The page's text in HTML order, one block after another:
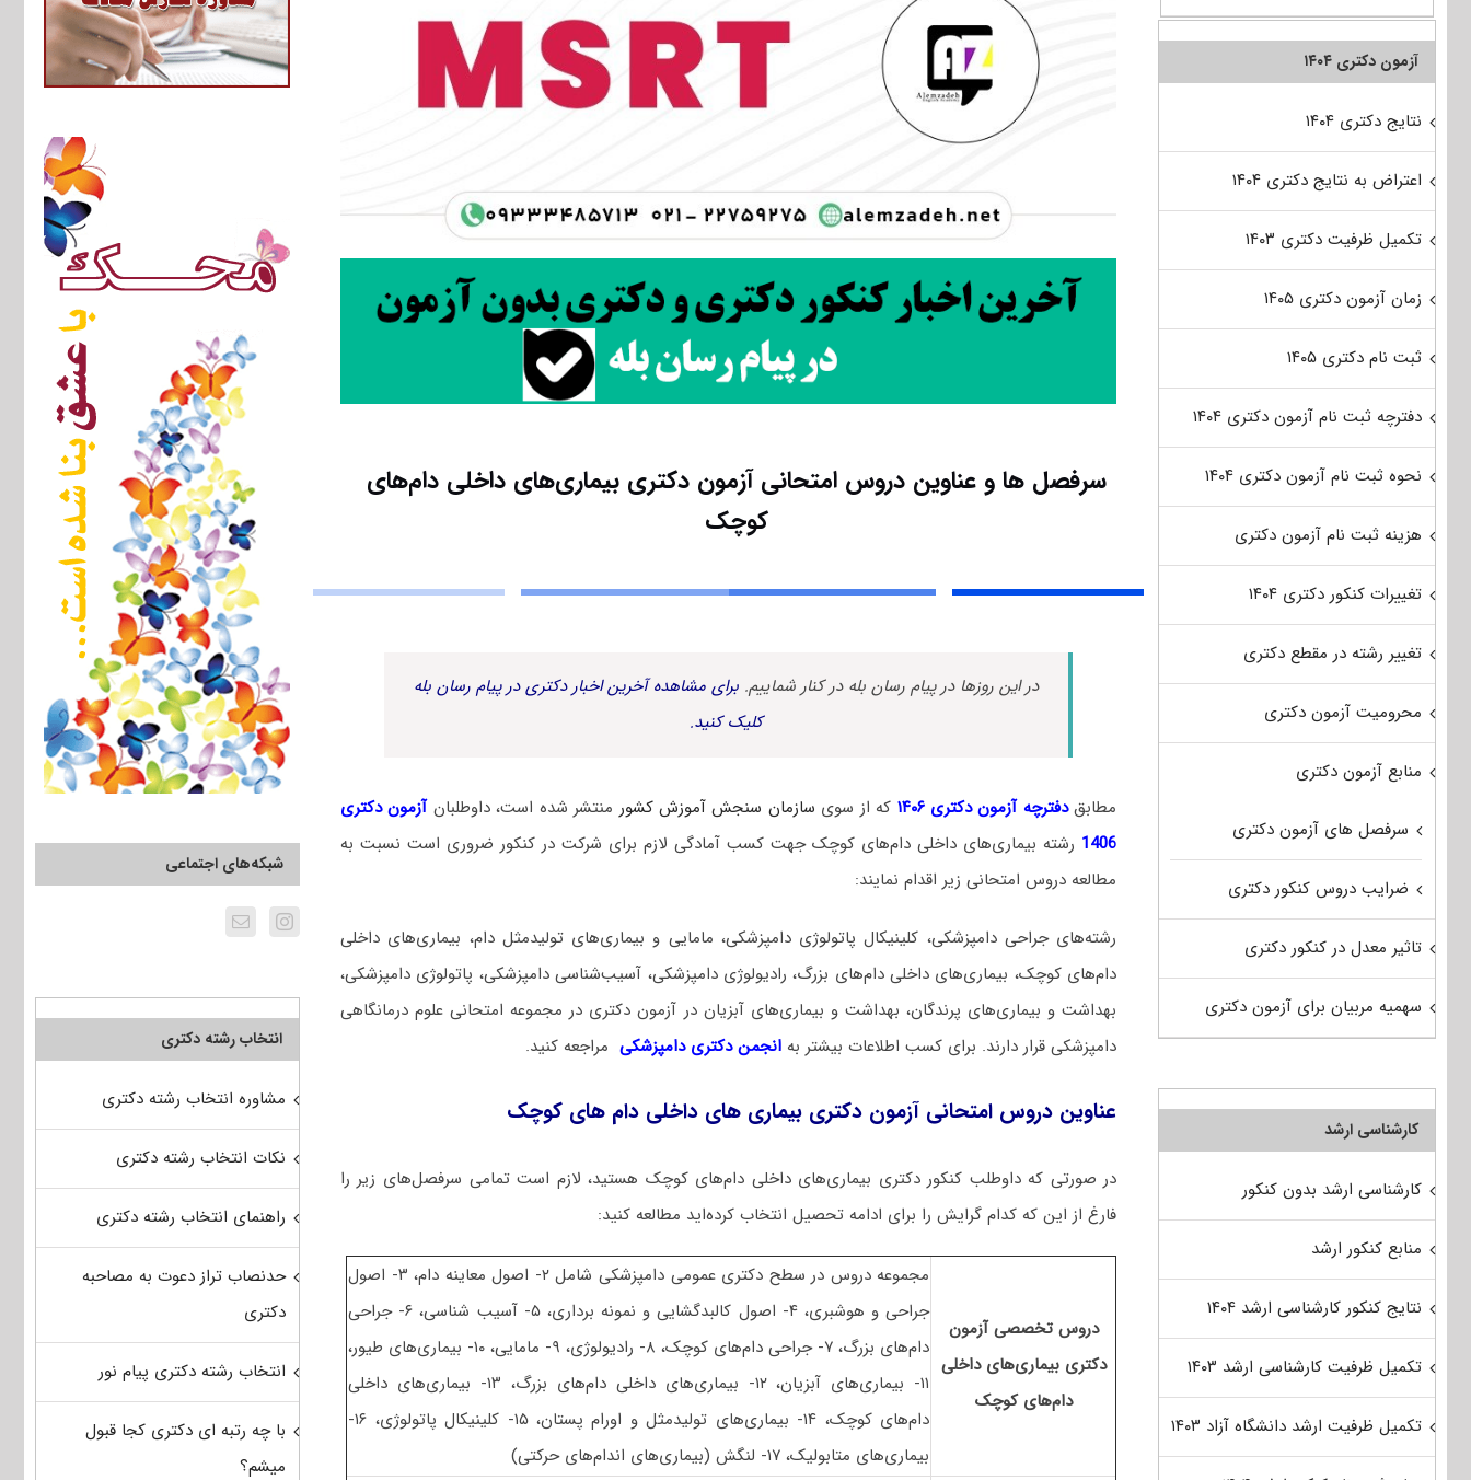
سرفصل ها و عناوین دروس امتحانی آزمون دکتری بیماری‌های داخلی دام‌های
کوچک
در این روزها در پیام رسان بله در کنار شماییم. برای مشاهده آخرین اخبار دکتری در پیام رسان بله
کلیک کنید.
مطابق دفترچه آزمون دکتری ۱۴۰۶ که از سوی سازمان سنجش آموزش کشور منتشر شده است، داوطلبان آزمون دکتری
1406 رشته بیماری‌های داخلی دام‌های کوچک جهت کسب آمادگی لازم برای شرکت در کنکور ضروری است نسبت به
مطالعه دروس امتحانی زیر اقدام نمایند:
رشته‌های جراحی دامپزشکی، کلینیکال پاتولوژی دامپزشکی، مامایی و بیماری‌های تولیدمثل دام، بیماری‌های داخلی
دام‌های کوچک، بیماری‌های داخلی دام‌های بزرگ، رادیولوژی دامپزشکی، آسیب‌شناسی دامپزشکی، پاتولوژی دامپزشکی،
بهداشت و بیماری‌های پرندگان، بهداشت و بیماری‌های آبزیان در آزمون دکتری در مجموعه امتحانی علوم درمانگاهی
دامپزشکی قرار دارند. برای کسب اطلاعات بیشتر به انجمن دکتری دامپزشکی مراجعه کنید.
عناوین دروس امتحانی آزمون دکتری بیماری‌ های داخلی دام‌ های کوچک
در صورتی که داوطلب کنکور دکتری بیماری‌های داخلی دام‌های کوچک هستید، لازم است تمامی سرفصل‌های زیر را
فارغ از این که کدام گرایش را برای ادامه تحصیل انتخاب کرده‌اید مطالعه کنید:
دروس تخصصی آزمون
دکتری بیماری‌های داخلی
دام‌های کوچک
مجموعه دروس در سطح دکتری عمومی دامپزشکی شامل ۲- اصول معاینه دام، ۳- اصول
جراحی و هوشبری، ۴- اصول کالبدگشایی و نمونه برداری، ۵- آسیب شناسی، ۶- جراحی
دام‌های بزرگ، ۷- جراحی دام‌های کوچک، ۸- رادیولوژی، ۹- مامایی، ۱۰- بیماری‌های طیور،
۱۱- بیماری‌های آبزیان، ۱۲- بیماری‌های داخلی دام‌های بزرگ، ۱۳- بیماری‌های داخلی
دام‌های کوچک، ۱۴- بیماری‌های تولیدمثل و اورام پستان، ۱۵- کلینیکال پاتولوژی، ۱۶-
بیماری‌های متابولیک، ۱۷- لنگش (بیماری‌های اندام‌های حرکتی)
شبکه‌های اجتماعی
انتخاب رشته دکتری
مشاوره انتخاب رشته دکتری
نکات انتخاب رشته دکتری
راهنمای انتخاب رشته دکتری
حدنصاب تراز دعوت به مصاحبه
دکتری
انتخاب رشته دکتری پیام نور
با چه رتبه ای دکتری کجا قبول
میشم؟
آزمون دکتری ۱۴۰۴
نتایج دکتری ۱۴۰۴
اعتراض به نتایج دکتری ۱۴۰۴
تکمیل ظرفیت دکتری ۱۴۰۳
زمان آزمون دکتری ۱۴۰۵
ثبت نام دکتری ۱۴۰۵
دفترچه ثبت نام آزمون دکتری ۱۴۰۴
نحوه ثبت نام آزمون دکتری ۱۴۰۴
هزینه ثبت نام آزمون دکتری
تغییرات کنکور دکتری ۱۴۰۴
تغییر رشته در مقطع دکتری
محرومیت آزمون دکتری
منابع آزمون دکتری
سرفصل های آزمون دکتری
ضرایب دروس کنکور دکتری
تاثیر معدل در کنکور دکتری
سهمیه مربیان برای آزمون دکتری
کارشناسی ارشد
کارشناسی ارشد بدون کنکور
منابع کنکور ارشد
نتایج کنکور کارشناسی ارشد ۱۴۰۴
تکمیل ظرفیت کارشناسی ارشد ۱۴۰۳
تکمیل ظرفیت ارشد دانشگاه آزاد ۱۴۰۳